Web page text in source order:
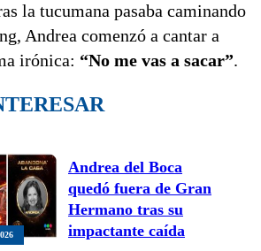
la tucumana pasaba caminando
Andrea comenzó a cantar a
irónica: “No me vas a sacar”.
Andrea del Boca
quedó fuera de Gran
Hermano tras su
impactante caída